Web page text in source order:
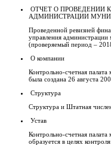
ОТЧЕТ О ПРОВЕДЕНИИ
АДМИНИСТРАЦИИ
Проведенной ревизией
управления администрации
(проверяемый период –
О компании
Контрольно-счетная
была создана 26 августа
Структура
Структура и Штатная
Устав
Контрольно-счетная
образуется в целях